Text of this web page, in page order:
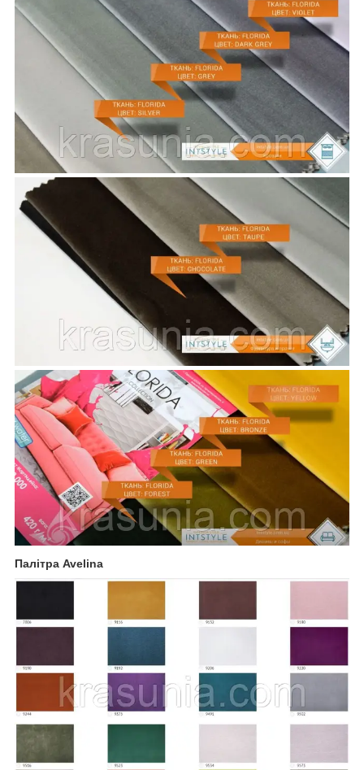
Палітра Avelina